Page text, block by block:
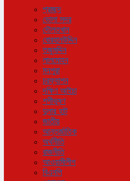
প্রচ্ছদ
ভোলা সদর
দৌলতখান
বোরহানউদ্দিন
তজুমদ্দিন
লালমোহন
মনপুরা
চরফ্যাশন
দক্ষিণ আইচা
শশীভূষণ
দুলার হাট
জাতীয়
আন্তর্জাতিক
অর্থনীতি
রাজনীতি
আওয়ামীলীগ
বিএনপি